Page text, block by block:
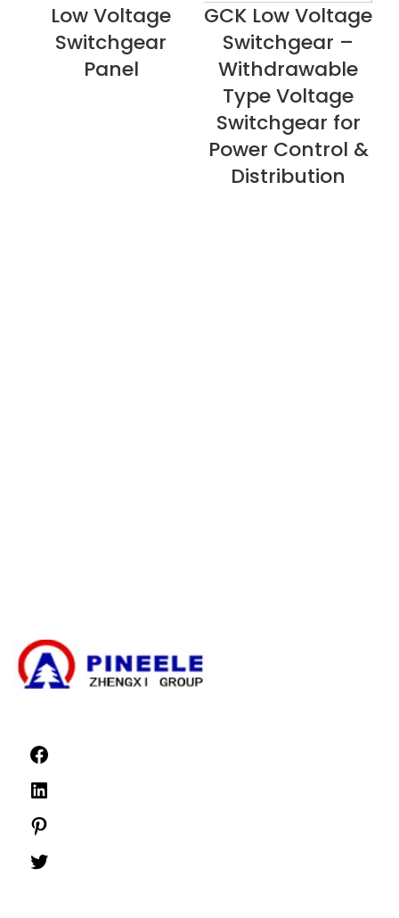
ПЕРЕГЛЯНУТИ ЗАРАЗ
Low Voltage
Switchgear
Panel
ПЕРЕГЛЯНУТИ ЗАРАЗ
GCK Low Voltage
Switchgear –
Withdrawable
Type Voltage
Switchgear for
Power Control &
Distribution